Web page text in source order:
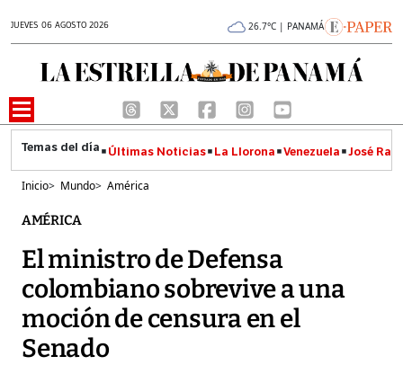
JUEVES 06 AGOSTO 2026 26.7°C | PANAMÁ
Últimas Noticias La Llorona Venezuela José
Inicio> Mundo> América
AMÉRICA
El ministro de Defensa
colombiano sobrevive a una
moción de censura en el
Senado